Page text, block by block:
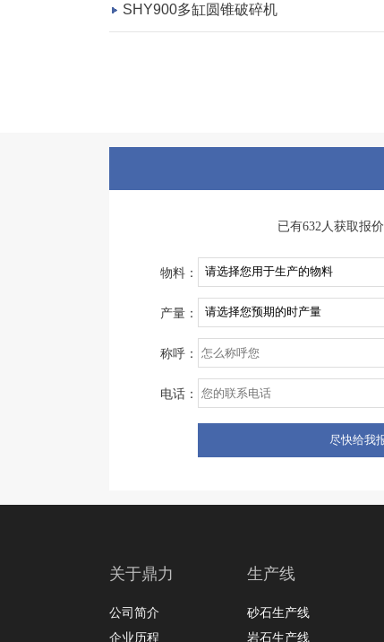
SHY900多缸圆锥破碎机
已有632人获取报价
物料：
产量：
称呼：
电话：
关于鼎力
公司简介
企业历程
生产线
砂石生产线
岩石生产线